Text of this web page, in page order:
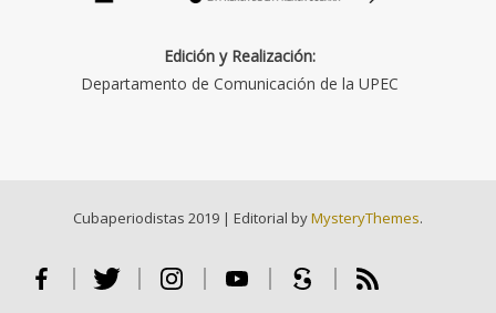
Edición y Realización:
Departamento de Comunicación de la UPEC
Cubaperiodistas 2019 | Editorial byMysteryThemes.
Facebook Twitter Instagram Youtube Scribd RSS